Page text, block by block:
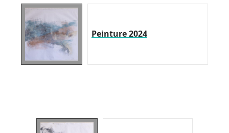
Peinture 2024